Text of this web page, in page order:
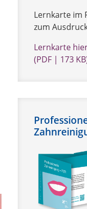
Lernkarte im
zum
Lernkarte
(PDF | 173